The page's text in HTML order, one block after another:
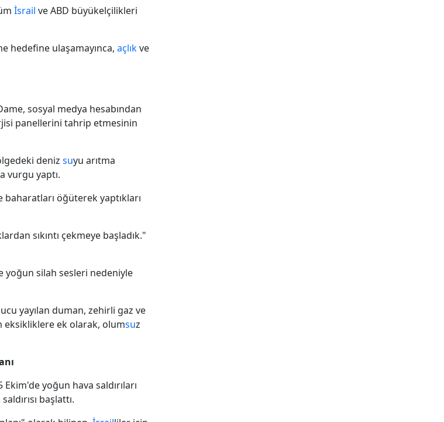
İsrail ve ABD büyükelçilikleri
hedefine ulaşamayınca, açlıkve
sosyal medya hesabından
panellerini tahrip etmesinin
deniz suyu arıtma
vurgu yaptı.
baharatları öğüterek yaptıkları
sıkıntı çekmeye başladık."
yoğun silah sesleri nedeniyle
yayılan duman, zehirli gaz ve
eksikliklere ek olarak, olumsuz
yoğun hava saldırıları
başlattı.